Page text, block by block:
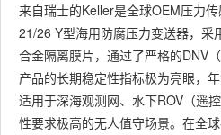
来自瑞士的Keller是全球OEM压力
21/26 Y型海用防腐压力变送器，采
合金隔离膜片，通过了严格的DNV
产品的长期稳定性指标极为亮眼，
适用于深海观测网、水下ROV（遥
性要求极高的无人值守场景。在全